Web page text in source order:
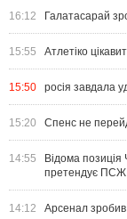
16:12 Галатасарай
15:55 Атлетіко
15:50 росія завдала
15:20 Спенс не
14:55
Відома
претендує ПСЖ
14:12 Арсенал